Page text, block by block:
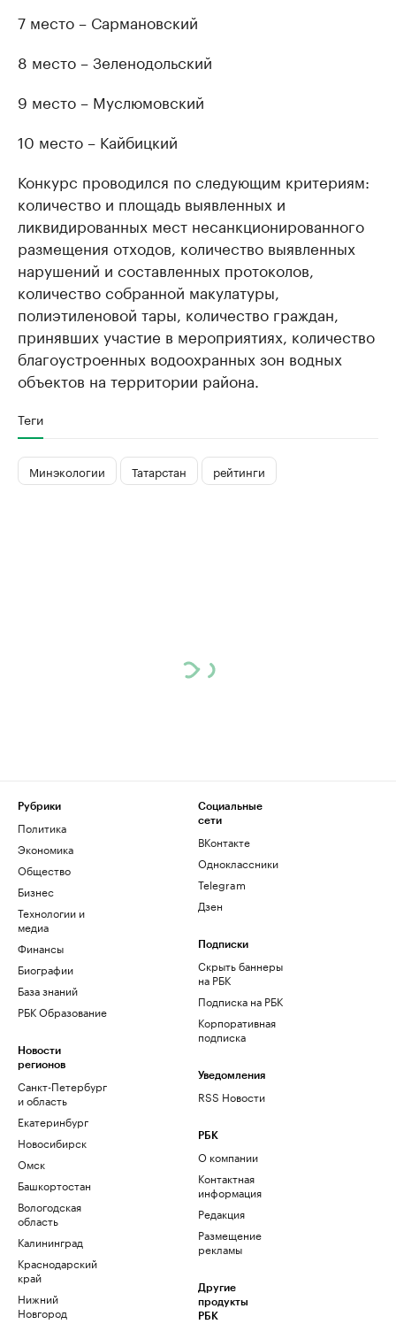
7 место – Сармановский
8 место – Зеленодольский
9 место – Муслюмовский
10 место – Кайбицкий
Конкурс проводился по следующим критериям:
количество и площадь выявленных и
ликвидированных мест несанкционированного
размещения отходов, количество выявленных
нарушений и составленных протоколов,
количество собранной макулатуры,
полиэтиленовой тары, количество граждан,
принявших участие в мероприятиях, количество
благоустроенных водоохранных зон водных
объектов на территории района.
Теги
Минэкологии Татарстан рейтинги
Рубрики
Политика
Экономика
Общество
Бизнес
Технологии и
медиа
Финансы
Биографии
База знаний
РБК Образование
Новости
регионов
Санкт-Петербург
и область
Екатеринбург
Новосибирск
Омск
Башкортостан
Вологодская
область
Калининград
Краснодарский
край
Нижний
Новгород
Социальные
сети
ВКонтакте
Одноклассники
Telegram
Дзен
Подписки
Скрыть баннеры
на РБК
Подписка на РБК
Корпоративная
подписка
Уведомления
RSS Новости
РБК
О компании
Контактная
информация
Редакция
Размещение
рекламы
Другие
продукты
РБК